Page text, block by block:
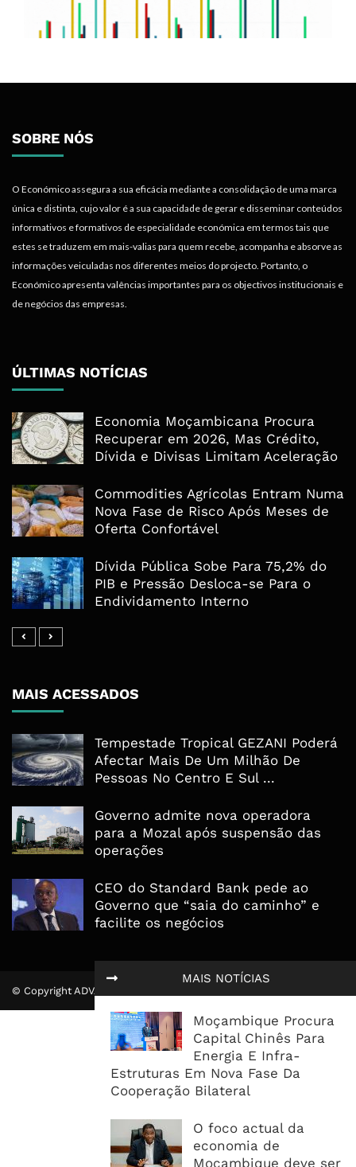
MAIS NOTÍCIAS
Moçambique Procura
Capital Chinês Para
Energia E Infra-
Estruturas Em Nova Fase Da
Cooperação Bilateral
O foco actual da
economia de
Moçambique deve ser
SOBRE NÓS
O Económico assegura a sua eficácia mediante a consolidação de uma marca
única e distinta, cujo valor é a sua capacidade de gerar e disseminar conteúdos
informativos e formativos de especialidade económica em termos tais que
estes se traduzem em mais-valias para quem recebe, acompanha e absorve as
informações veiculadas nos diferentes meios do projecto. Portanto, o
Económico apresenta valências importantes para os objectivos institucionais e
de negócios das empresas.
ÚLTIMAS NOTÍCIAS
Economia Moçambicana Procura
Recuperar em 2026, Mas Crédito,
Dívida e Divisas Limitam Aceleração
Commodities Agrícolas Entram Numa
Nova Fase de Risco Após Meses de
Oferta Confortável
Dívida Pública Sobe Para 75,2% do
PIB e Pressão Desloca-se Para o
Endividamento Interno
MAIS ACESSADOS
Tempestade Tropical GEZANI Poderá
Afectar Mais De Um Milhão De
Pessoas No Centro E Sul ...
Governo admite nova operadora
para a Mozal após suspensão das
operações
CEO do Standard Bank pede ao
Governo que “saia do caminho” e
facilite os negócios
© Copyright ADVALUE. Todos Direitos Reservados.